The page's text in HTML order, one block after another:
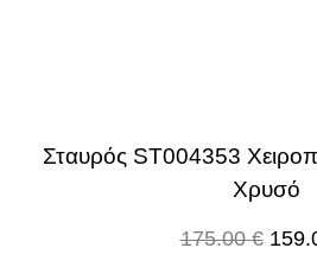
Σταυρός ST004353
Χρυσό
175.00€